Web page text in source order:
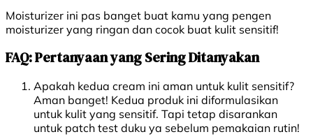
Moisturizer ini pas banget buat kamu yang pengen
moisturizer yang ringan dan cocok buat kulit sensitif!
FAQ: Pertanyaan yang Sering Ditanyakan
Apakah kedua cream ini aman untuk kulit sensitif?
Aman banget! Kedua produk ini diformulasikan
untuk kulit yang sensitif. Tapi tetap disarankan
untuk patch test duku ya sebelum pemakaian rutin!